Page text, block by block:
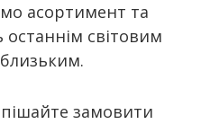
асортимент та
світовим
замовити